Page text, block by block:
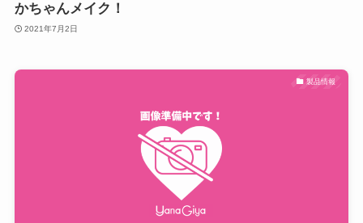
かちゃんメイク！
2021年7月2日
製品情報